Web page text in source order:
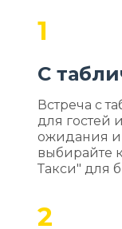
1
С
Встреча с
для гостей
ожидания и
выбирайте
Такси" для
2